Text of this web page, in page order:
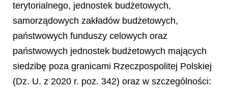
terytorialnego, jednostek budżetowych,
samorządowych zakładów budżetowych,
państwowych funduszy celowych oraz
państwowych jednostek budżetowych mających
siedzibę poza granicami Rzeczpospolitej Polskiej
(Dz. U. z 2020 r. poz. 342) oraz w szczególności: